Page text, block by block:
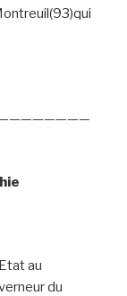
au
du